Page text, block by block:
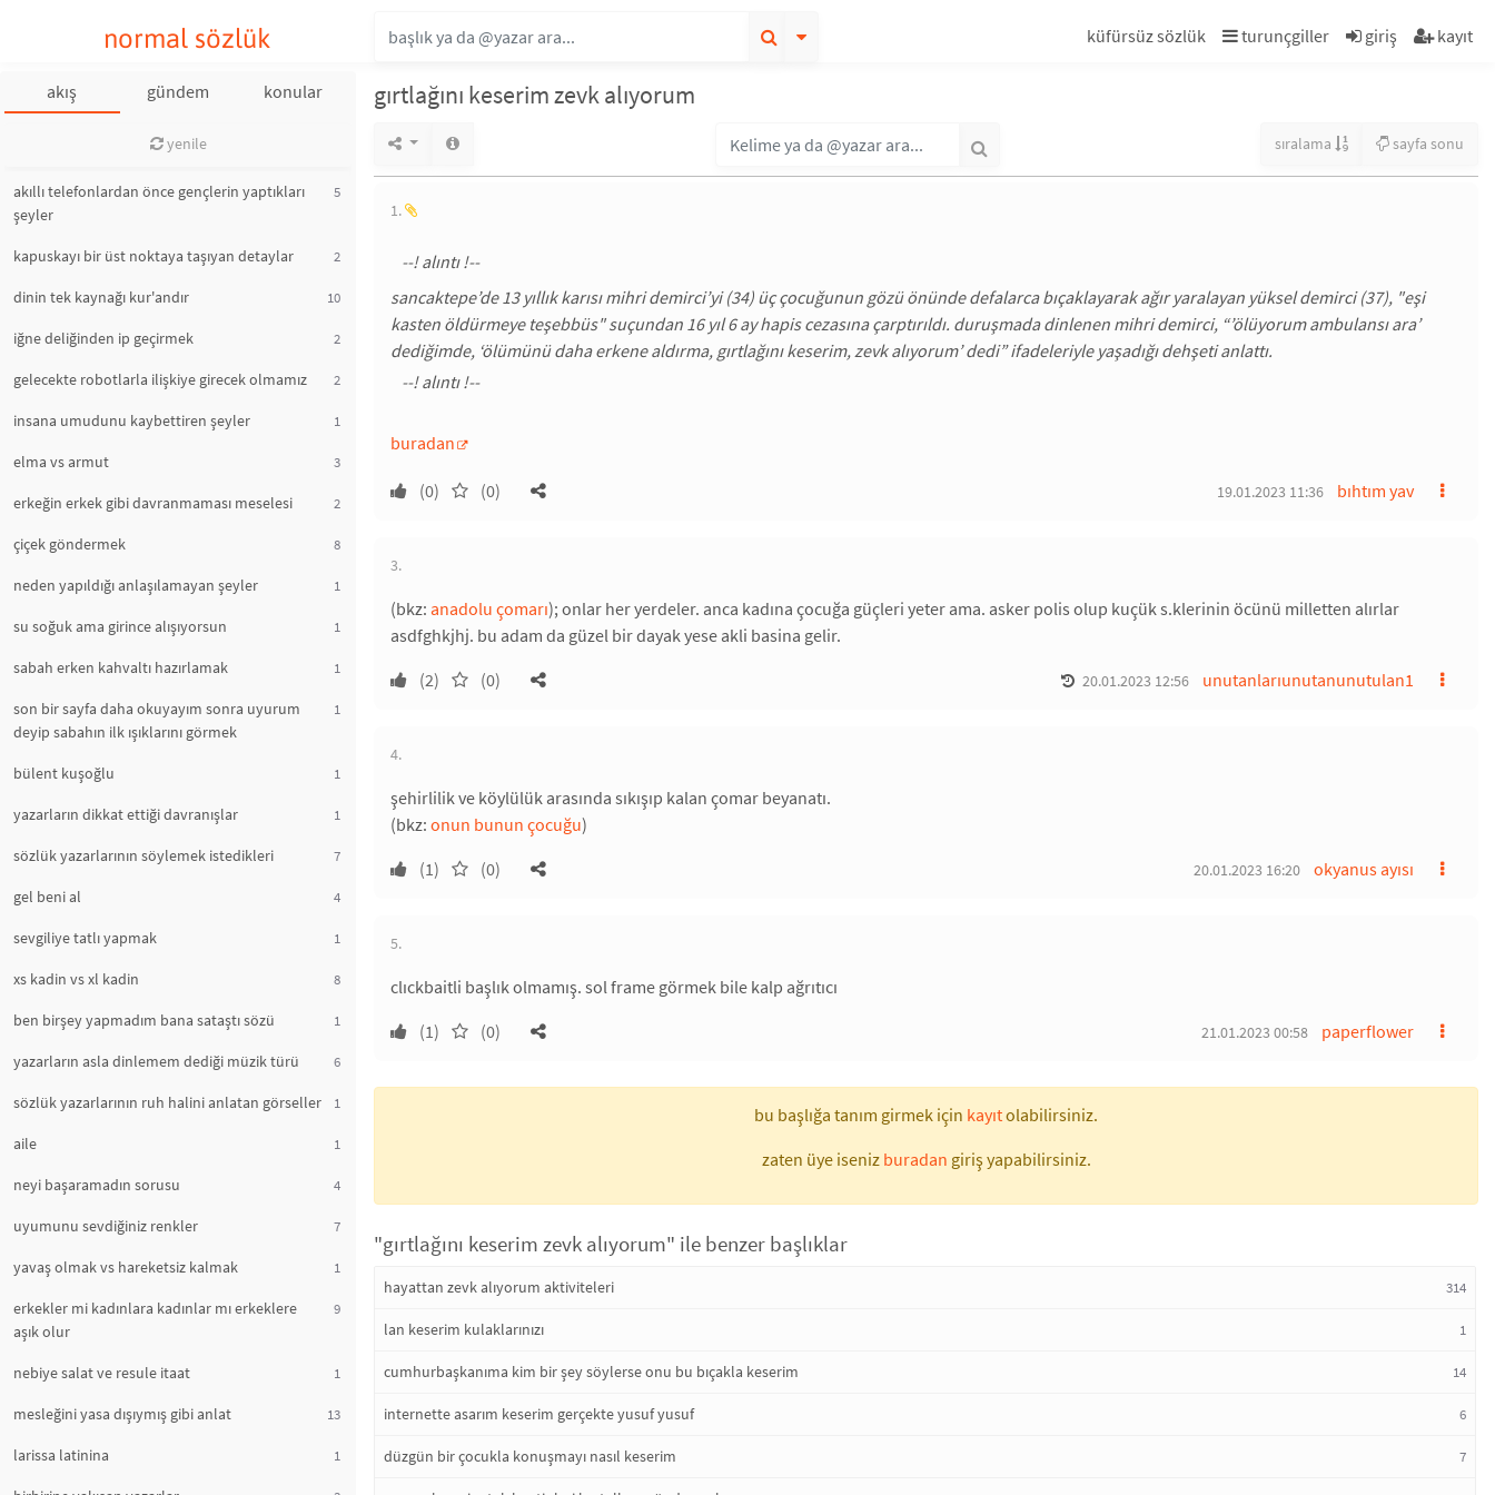
normal sözlük küfürsüz sözlük turunçgiller giriş kayıt
akış gündem konular
yenile
akıllı telefonlardan önce gençlerin yaptıkları
şeyler
5
kapuskayı bir üst noktaya taşıyan detaylar 2
dinin tek kaynağı kur'andır 10
iğne deliğinden ip geçirmek 2
gelecekte robotlarla ilişkiye girecek olmamız 2
insana umudunu kaybettiren şeyler 1
elma vs armut 3
erkeğin erkek gibi davranmaması meselesi 2
çiçek göndermek 8
neden yapıldığı anlaşılamayan şeyler 1
su soğuk ama girince alışıyorsun 1
sabah erken kahvaltı hazırlamak 1
son bir sayfa daha okuyayım sonra uyurum
deyip sabahın ilk ışıklarını görmek
1
bülent kuşoğlu 1
yazarların dikkat ettiği davranışlar 1
sözlük yazarlarının söylemek istedikleri 7
gel beni al 4
sevgiliye tatlı yapmak 1
xs kadin vs xl kadin 8
ben birşey yapmadım bana sataştı sözü 1
yazarların asla dinlemem dediği müzik türü 6
sözlük yazarlarının ruh halini anlatan görseller 1
aile 1
neyi başaramadın sorusu 4
uyumunu sevdiğiniz renkler 7
yavaş olmak vs hareketsiz kalmak 1
erkekler mi kadınlara kadınlar mı erkeklere
aşık olur
9
nebiye salat ve resule itaat 1
mesleğini yasa dışıymış gibi anlat 13
larissa latinina 1
gırtlağını keserim zevk alıyorum
sıralama sayfa sonu
1.
sancaktepe’de 13 yıllık karısı mihri demirci’yi (34) üç çocuğunun gözü önünde defalarca bıçaklayarak ağır yaralayan yüksel demirci (37), "eşi
kasten öldürmeye teşebbüs" suçundan 16 yıl 6 ay hapis cezasına çarptırıldı. duruşmada dinlenen mihri demirci, “’ölüyorum ambulansı ara’
dediğimde, ‘ölümünü daha erkene aldırma, gırtlağını keserim, zevk alıyorum’ dedi” ifadeleriyle yaşadığı dehşeti anlattı.
buradan
(0) (0) bıhtım yav
19.01.2023 11:36
3.
(bkz: anadolu çomarı); onlar her yerdeler. anca kadına çocuğa güçleri yeter ama. asker polis olup kuçük s.klerinin öcünü milletten alırlar
asdfghkjhj. bu adam da güzel bir dayak yese akli basina gelir.
(2)
(0) unutanlarıunutanunutulan1
20.01.2023 12:56
4.
şehirlilik ve köylülük arasında sıkışıp kalan çomar beyanatı.
(bkz: onun bunun çocuğu)
(1)
(0) okyanus ayısı
20.01.2023 16:20
5.
clıckbaitli başlık olmamış. sol frame görmek bile kalp ağrıtıcı
(1)
(0) paperflower
21.01.2023 00:58
bu başlığa tanım girmek için kayıtolabilirsiniz.
zaten üye iseniz buradan giriş yapabilirsiniz.
"gırtlağını keserim zevk alıyorum" ile benzer başlıklar
hayattan zevk alıyorum aktiviteleri 314
lan keserim kulaklarınızı 1
cumhurbaşkanıma kim bir şey söylerse onu bu bıçakla keserim 14
internette asarım keserim gerçekte yusuf yusuf 6
düzgün bir çocukla konuşmayı nasıl keserim 7